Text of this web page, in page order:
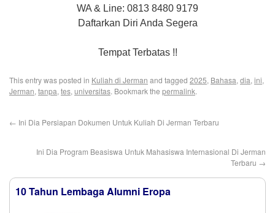
WA & Line: 0813 8480 9179
Daftarkan Diri Anda Segera
Tempat Terbatas !!
This entry was posted in Kuliah di Jerman and tagged 2025, Bahasa, dia, ini,
Jerman, tanpa, tes, universitas. Bookmark the permalink.
← Ini Dia Persiapan Dokumen Untuk Kuliah Di Jerman Terbaru
Ini Dia Program Beasiswa Untuk Mahasiswa Internasional Di Jerman
Terbaru →
10 Tahun Lembaga Alumni Eropa